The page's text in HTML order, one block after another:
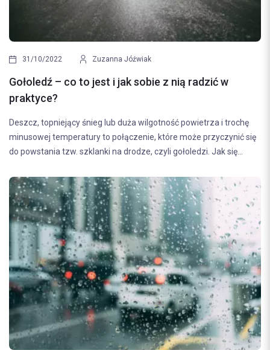
31/10/2022 Zuzanna Jóźwiak
Gołoledź – co to jest i jak sobie z nią radzić w
praktyce?
Deszcz, topniejący śnieg lub duża wilgotność powietrza i trochę
minusowej temperatury to połączenie, które może przyczynić się
do powstania tzw. szklanki na drodze, czyli gołoledzi. Jak się...